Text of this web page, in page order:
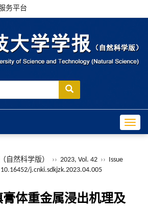
务平台
自然科学版） ›› 2023, Vol. 42 ›› Issue
10.16452/j.cnki.sdkjzk.2023.04.005
体重金属浸出机理及